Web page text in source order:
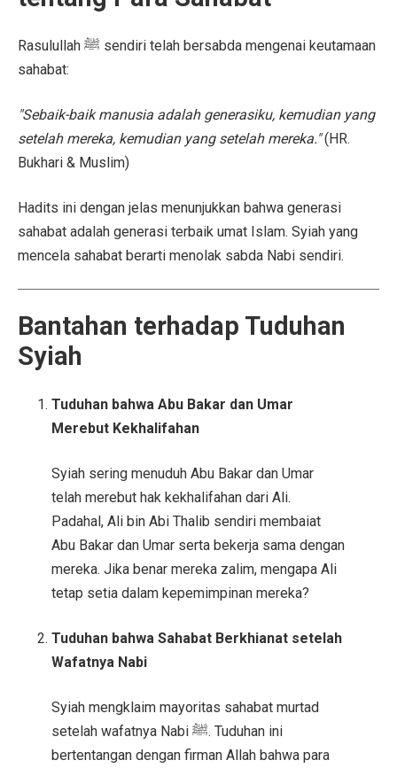
Rasulullah ﷺ sendiri telah bersabda mengenai keutamaan
sahabat:
"Sebaik-baik manusia adalah generasiku, kemudian yang
setelah mereka, kemudian yang setelah mereka."(HR.
Bukhari & Muslim)
Hadits ini dengan jelas menunjukkan bahwa generasi
sahabat adalah generasi terbaik umat Islam. Syiah yang
mencela sahabat berarti menolak sabda Nabi sendiri.
Bantahan terhadap Tuduhan
Syiah
Tuduhan bahwa Abu Bakar dan Umar
Merebut Kekhalifahan
Syiah sering menuduh Abu Bakar dan Umar
telah merebut hak kekhalifahan dari Ali.
Padahal, Ali bin Abi Thalib sendiri membaiat
Abu Bakar dan Umar serta bekerja sama dengan
mereka. Jika benar mereka zalim, mengapa Ali
tetap setia dalam kepemimpinan mereka?
Tuduhan bahwa Sahabat Berkhianat setelah
Wafatnya Nabi
Syiah mengklaim mayoritas sahabat murtad
setelah wafatnya Nabi ﷺ. Tuduhan ini
bertentangan dengan firman Allah bahwa para